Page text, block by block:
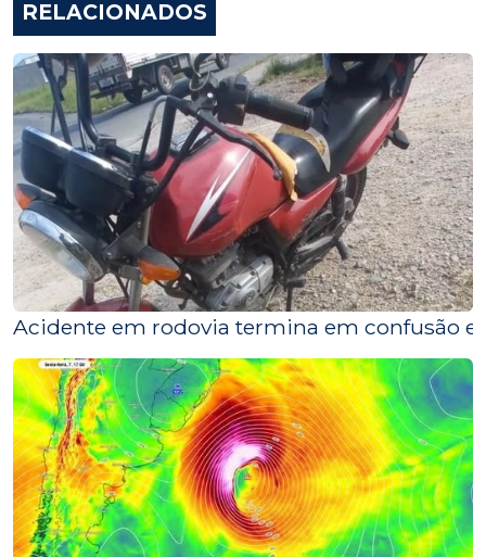
RELACIONADOS
Acidente em rodovia termina em confusão e